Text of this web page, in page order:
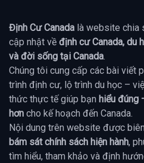
Định Cư Canada là website chia
cập nhật về định cư Canada, du
và đời sống tại Canada.
Chúng tôi cung cấp các bài viết
trình định cư, lộ trình du học –
thức thực tế giúp bạn hiểu đúng
hơn cho kế hoạch đến Canada.
Nội dung trên website được
bám sát chính sách hiện hành,
tìm hiểu, tham khảo và định